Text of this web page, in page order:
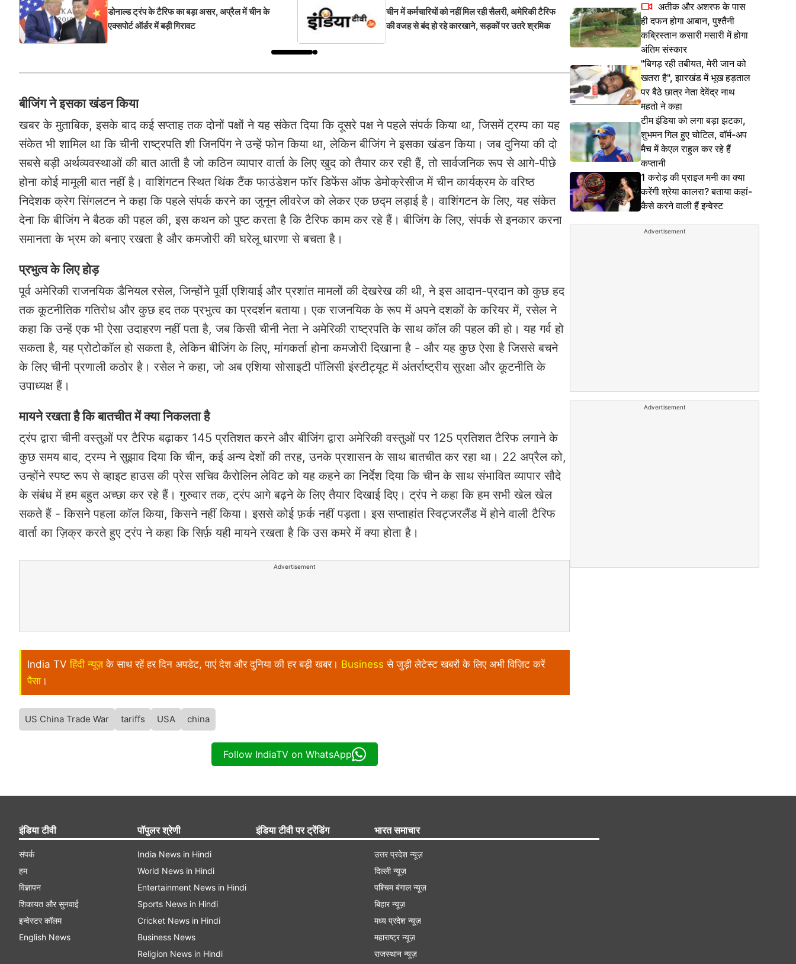
डोनाल्ड ट्रंप के टैरिफ का बड़ा असर, अप्रैल में चीन के
एक्सपोर्ट ऑर्डर में बड़ी गिरावट
चीन में कर्मचारियों को नहीं मिल रही सैलरी, अमेरिकी टैरिफ
की वजह से बंद हो रहे कारखाने, सड़कों पर उतरे श्रमिक
डोनाल्ड ट्रंप ने चीन को दी बड़ी राहत,
80% करने का रखा प्रस्ताव
बीजिंग ने इसका खंडन किया
खबर के मुताबिक, इसके बाद कई सप्ताह तक दोनों पक्षों ने यह संकेत दिया कि दूसरे पक्ष ने पहले संपर्क किया था, जिसमें ट्रम्प का यह
संकेत भी शामिल था कि चीनी राष्ट्रपति शी जिनपिंग ने उन्हें फोन किया था, लेकिन बीजिंग ने इसका खंडन किया। जब दुनिया की दो
सबसे बड़ी अर्थव्यवस्थाओं की बात आती है जो कठिन व्यापार वार्ता के लिए खुद को तैयार कर रही हैं, तो सार्वजनिक रूप से आगे-पीछे
होना कोई मामूली बात नहीं है। वाशिंगटन स्थित थिंक टैंक फाउंडेशन फॉर डिफेंस ऑफ डेमोक्रेसीज में चीन कार्यक्रम के वरिष्ठ
निदेशक क्रेग सिंगलटन ने कहा कि पहले संपर्क करने का जुनून लीवरेज को लेकर एक छद्म लड़ाई है। वाशिंगटन के लिए, यह संकेत
देना कि बीजिंग ने बैठक की पहल की, इस कथन को पुष्ट करता है कि टैरिफ काम कर रहे हैं। बीजिंग के लिए, संपर्क से इनकार करना
समानता के भ्रम को बनाए रखता है और कमजोरी की घरेलू धारणा से बचता है।
प्रभुत्व के लिए होड़
पूर्व अमेरिकी राजनयिक डैनियल रसेल, जिन्होंने पूर्वी एशियाई और प्रशांत मामलों की देखरेख की थी, ने इस आदान-प्रदान को कुछ हद
तक कूटनीतिक गतिरोध और कुछ हद तक प्रभुत्व का प्रदर्शन बताया। एक राजनयिक के रूप में अपने दशकों के करियर में, रसेल ने
कहा कि उन्हें एक भी ऐसा उदाहरण नहीं पता है, जब किसी चीनी नेता ने अमेरिकी राष्ट्रपति के साथ कॉल की पहल की हो। यह गर्व हो
सकता है, यह प्रोटोकॉल हो सकता है, लेकिन बीजिंग के लिए, मांगकर्ता होना कमजोरी दिखाना है - और यह कुछ ऐसा है जिससे बचने
के लिए चीनी प्रणाली कठोर है। रसेल ने कहा, जो अब एशिया सोसाइटी पॉलिसी इंस्टीट्यूट में अंतर्राष्ट्रीय सुरक्षा और कूटनीति के
उपाध्यक्ष हैं।
मायने रखता है कि बातचीत में क्या निकलता है
ट्रंप द्वारा चीनी वस्तुओं पर टैरिफ बढ़ाकर 145 प्रतिशत करने और बीजिंग द्वारा अमेरिकी वस्तुओं पर 125 प्रतिशत टैरिफ लगाने के
कुछ समय बाद, ट्रम्प ने सुझाव दिया कि चीन, कई अन्य देशों की तरह, उनके प्रशासन के साथ बातचीत कर रहा था। 22 अप्रैल को,
उन्होंने स्पष्ट रूप से व्हाइट हाउस की प्रेस सचिव कैरोलिन लेविट को यह कहने का निर्देश दिया कि चीन के साथ संभावित व्यापार सौदे
के संबंध में हम बहुत अच्छा कर रहे हैं। गुरुवार तक, ट्रंप आगे बढ़ने के लिए तैयार दिखाई दिए। ट्रंप ने कहा कि हम सभी खेल खेल
सकते हैं - किसने पहला कॉल किया, किसने नहीं किया। इससे कोई फ़र्क नहीं पड़ता। इस सप्ताहांत स्विट्जरलैंड में होने वाली टैरिफ
वार्ता का ज़िक्र करते हुए ट्रंप ने कहा कि सिर्फ़ यही मायने रखता है कि उस कमरे में क्या होता है।
Advertisement
India TV हिंदी न्यूज़ के साथ रहें हर दिन अपडेट, पाएं देश और दुनिया की हर बड़ी खबर। Business से जुड़ी लेटेस्ट खबरों के लिए अभी विज़िट करें
पैसा ।
US China Trade War tariffs USA china
Follow IndiaTV on WhatsApp
अतीक और अशरफ के पास
ही दफन होगा आबान, पुश्तैनी
कब्रिस्तान कसारी मसारी में होगा
अंतिम संस्कार
"बिगड़ रही तबीयत, मेरी जान को
खतरा है", झारखंड में भूख हड़ताल
पर बैठे छात्र नेता देवेंद्र नाथ
महतो ने कहा
टीम इंडिया को लगा बड़ा झटका,
शुभमन गिल हुए चोटिल, वॉर्म-अप
मैच में केएल राहुल कर रहे हैं
कप्तानी
1 करोड़ की प्राइज मनी का क्या
करेंगी श्रेया कालरा? बताया कहां-
कैसे करने वाली हैं इन्वेस्ट
Advertisement
Advertisement
इंडिया टीवी
संपर्क
हम
विज्ञापन
शिकायत और सुनवाई
इन्वेस्टर कॉलम
English News
पॉपुलर श्रेणी
India News in Hindi
World News in Hindi
Entertainment News in Hindi
Sports News in Hindi
Cricket News in Hindi
Business News
Religion News in Hindi
इंडिया टीवी पर ट्रेंडिंग भारत समाचार
उत्तर प्रदेश न्यूज़
दिल्ली न्यूज़
पश्चिम बंगाल न्यूज़
बिहार न्यूज़
मध्य प्रदेश न्यूज़
महाराष्ट्र न्यूज़
राजस्थान न्यूज़